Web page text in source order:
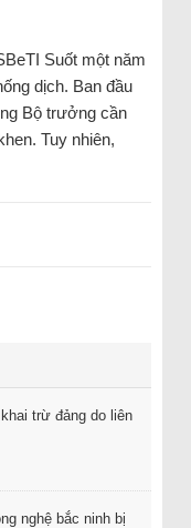
Suốt một năm
dịch. Ban đầu
Bộ trưởng cần
Tuy nhiên,
trừ đảng do liên
nghệ bắc ninh bị